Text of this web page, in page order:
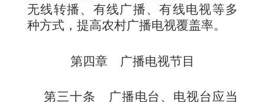
无线转播、有线广播、有线电视等多
种方式，提高农村广播电视覆盖率。
第四章 广播电视节目
第三十条 广播电台、电视台应当